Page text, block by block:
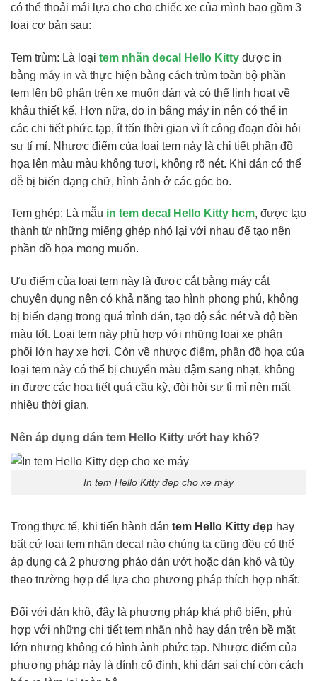
có thể thoải mái lựa cho cho chiếc xe của mình bao gồm 3
loại cơ bản sau:
Tem trùm: Là loại tem nhãn decal Hello Kitty được in
bằng máy in và thực hiện bằng cách trùm toàn bộ phần
tem lên bộ phận trên xe muốn dán và có thể linh hoạt về
khâu thiết kế. Hơn nữa, do in bằng máy in nên có thể in
các chi tiết phức tạp, ít tốn thời gian vì ít công đoạn đòi hỏi
sự tỉ mỉ. Nhược điểm của loại tem này là chi tiết phần đồ
họa lên màu màu không tươi, không rõ nét. Khi dán có thể
dễ bị biến dạng chữ, hình ảnh ở các góc bo.
Tem ghép: Là mẫu in tem decal Hello Kitty hcm, được tạo
thành từ những miếng ghép nhỏ lại với nhau để tạo nên
phần đồ họa mong muốn.
Ưu điểm của loại tem này là được cắt bằng máy cắt
chuyên dụng nên có khả năng tạo hình phong phú, không
bị biến dạng trong quá trình dán, tạo độ sắc nét và độ bền
màu tốt. Loại tem này phù hợp với những loại xe phân
phối lớn hay xe hơi. Còn về nhược điểm, phần đồ họa của
loại tem này có thể bị chuyển màu đậm sang nhạt, không
in được các họa tiết quá cầu kỳ, đòi hỏi sự tỉ mỉ nên mất
nhiều thời gian.
Nên áp dụng dán tem Hello Kitty ướt hay khô?
In tem Hello Kitty đẹp cho xe máy
Trong thực tế, khi tiến hành dán tem Hello Kitty đẹp hay
bất cứ loại tem nhãn decal nào chúng ta cũng đều có thể
áp dụng cả 2 phương pháo dán ướt hoặc dán khô và tùy
theo trường hợp để lựa cho phương pháp thích hợp nhất.
Đối với dán khô, đây là phương pháp khá phổ biến, phù
hợp với những chi tiết tem nhãn nhỏ hay dán trên bề mặt
lớn nhưng không có hình ảnh phức tạp. Nhược điểm của
phương pháp này là dính cố định, khi dán sai chỉ còn cách